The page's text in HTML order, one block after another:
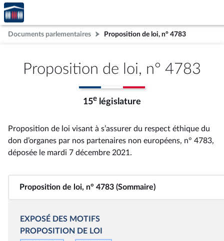
Aller au contenu
Aller en bas de la page
Accèder
à la
page
d'accueil
Documents parlementaires Proposition de loi, n° 4783
Proposition de loi, n° 4783
15e législature
Proposition de loi visant à s’assurer du respect éthique du
don d’organes par nos partenaires non européens, n° 4783,
déposée le mardi 7 décembre 2021 .
Proposition de loi, n° 4783 (Sommaire)
EXPOSÉ DES MOTIFS
PROPOSITION DE LOI